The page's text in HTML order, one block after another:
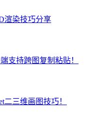
渲染技巧分享
支持跨图复制粘贴！
三维画图技巧！